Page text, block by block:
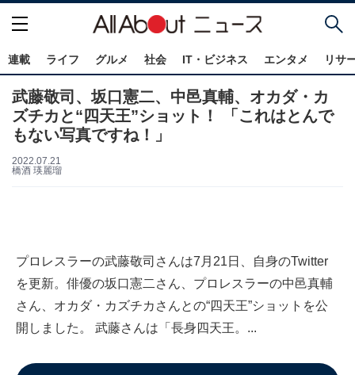
連載 ライフ グルメ 社会 IT・ビジネス エンタメ リサ
武藤敬司、坂口憲二、中邑真輔、オカダ・カ
ズチカと“四天王”ショット！ 「これはとんで
もない写真ですね！」
2022.07.21
橋酒 瑛麗瑠
プロレスラーの武藤敬司さんは7月21日、自身のTwitter
を更新。俳優の坂口憲二さん、プロレスラーの中邑真輔
さん、オカダ・カズチカさんとの“四天王”ショットを公
開しました。 武藤さんは「長身四天王。...